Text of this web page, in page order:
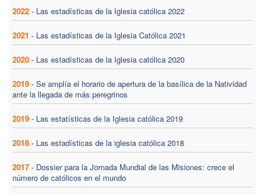
2022 - Las estadísticas de la Iglesia católica 2022
2021 - Las estadísticas de la Iglesia Católica 2021
2020 - Las estadísticas de la Iglesia católica 2020
2019 - Se amplía el horario de apertura de la basílica de la Natividad
ante la llegada de más peregrinos
2019 - Las estatísticas de la Iglesia católica 2019
2018 - Las estadísticas de la iglesia católica 2018
2017 - Dossier para la Jornada Mundial de las Misiones: crece el
número de católicos en el mundo